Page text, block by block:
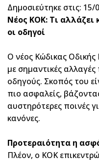
Δημοσιεύτηκε στις: 15/
Νέος ΚΟΚ: Τι αλλάζει
οι οδηγοί
Ο νέος Κώδικας
με σημαντικές
οδηγούς. Σκοπός του
πιο ασφαλείς,
αυστηρότερες ποινές
κανόνες.
Προτεραιότητα η
Πλέον, ο ΚΟΚ